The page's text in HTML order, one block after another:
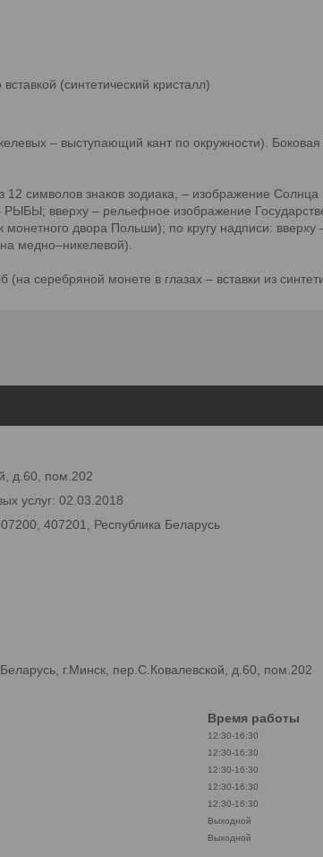
(синтетический кристалл)
– выступающий кант по окружности).
12 символов знаков зодиака, – изображение
вверху – рельефное изображение
монетного двора Польши); по кругу надписи:
медно–никелевой).
серебряной монете в глазах – вставки из
д.60, пом.202
услуг: 02.03.2018
407201, Республика Беларусь
г.Минск, пер.С.Ковалевской, д.60, пом.202
Время работы
12:30-16:30
12:30-16:30
12:30-16:30
12:30-16:30
12:30-16:30
Выходной
Выходной